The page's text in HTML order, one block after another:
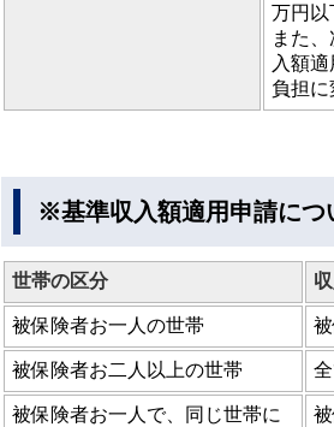
万円以
また
入額
負担に
※基準収入額適用申請につ
世帯の区分
被保険者お一人の世帯
被保険者お二人以上の世帯
被保険者お一人で、同じ世帯に